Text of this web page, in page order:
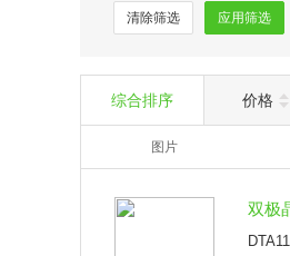
清除筛选 应用筛选
综合排序 价格
图片
双极